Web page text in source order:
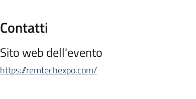
Contatti
Sito web dell'evento
https://remtechexpo.com/